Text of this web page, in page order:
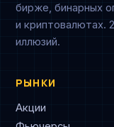
бирже, бинарных
и криптовалютах.
иллюзий.
РЫНКИ
Акции